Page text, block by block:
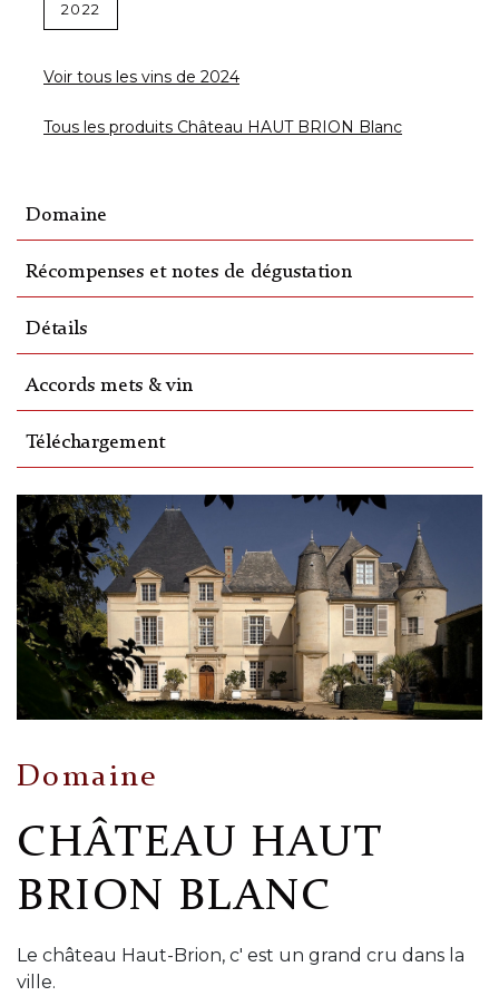
2022
Voir tous les vins de 2024
Tous les produits Château HAUT BRION Blanc
Domaine
Récompenses et notes de dégustation
Détails
Accords mets & vin
Téléchargement
Domaine
CHÂTEAU HAUT
BRION BLANC
Le château Haut-Brion, c' est un grand cru dans la
ville.